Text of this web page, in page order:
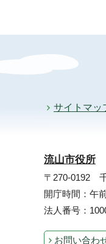
サイトマッ
流山市役所
〒270-0192
開庁時間：午
法人番号：
お問い合わ